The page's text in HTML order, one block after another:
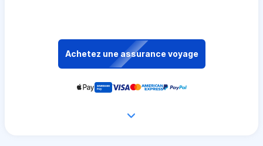
Achetez une assurance voyage